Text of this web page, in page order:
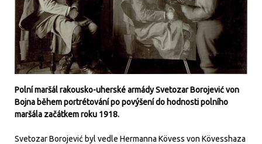
Polní maršál rakousko-uherské armády Svetozar Borojević von
Bojna během portrétování po povýšení do hodnosti polního
maršála začátkem roku 1918.
Svetozar Borojević byl vedle Hermanna Kövess von Kövesshaza